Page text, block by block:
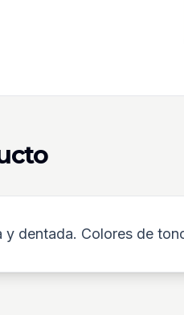
dentada. Colores de